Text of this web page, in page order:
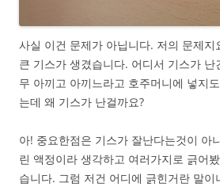
사실 이건 문제가 아닙니다. 저의 문제지
큰 기스가 생겼습니다. 어디서 기스가 난
무 아끼고 아끼느라고 호주머니에 넣지
는데 왜 기스가 난걸까요?
아! 중요한점은 기스가 잘난다는것이 아
린 액정이라 생각하고 여러가지로 긁어
습니다. 그럼 저건 어디에 긁힌거란 말이